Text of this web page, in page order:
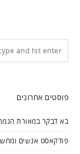
פוסטים אחרונים
בא לבקר במאורת
פודקאסט אנשים